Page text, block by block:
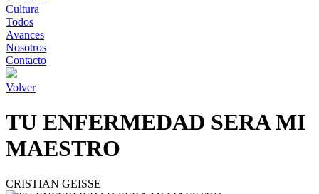
Cultura
Todos
Avances
Nosotros
Contacto
Volver
TU ENFERMEDAD SERA MI
MAESTRO
CRISTIAN GEISSE